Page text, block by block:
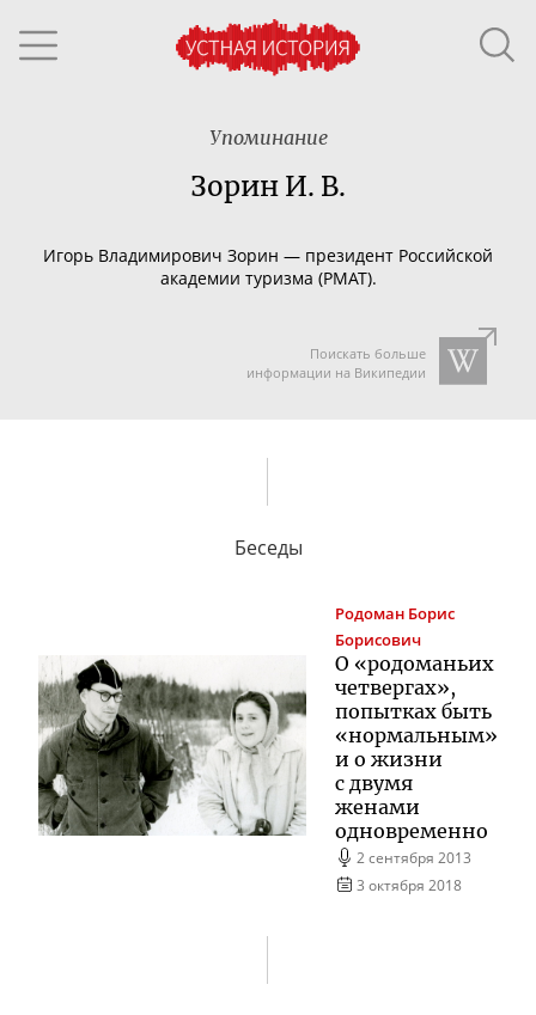
Упоминание
Зорин И. В.
Игорь Владимирович Зорин — президент Российской
академии туризма (РМАТ).
Поискать больше
информации на Википедии
Беседы
Родоман Борис
Борисович
О «родоманьих
четвергах»,
попытках быть
«нормальным»
и о жизни
с двумя
женами
одновременно
2 сентября 2013
3 октября 2018